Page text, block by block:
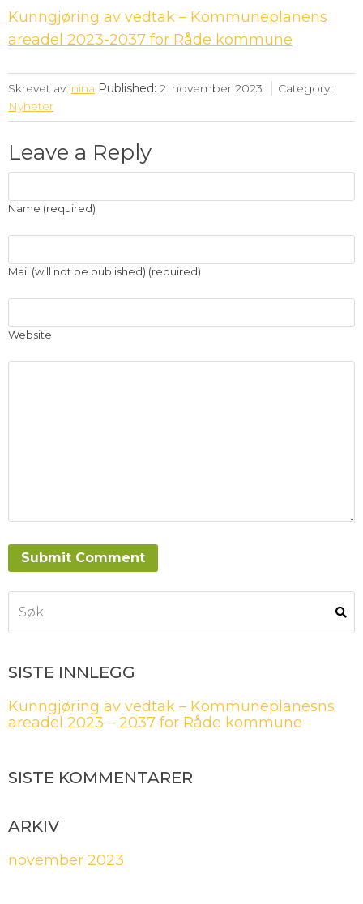
Kunngjøring av vedtak – Kommuneplanens
areadel 2023-2037 for Råde kommune
Skrevet av: nina Published: 2. november 2023
Category:
Nyheter
Leave a Reply
Name (required)
Mail (will not be published) (required)
Website
SISTE INNLEGG
Kunngjøring av vedtak – Kommuneplanesns
areadel 2023 – 2037 for Råde kommune
SISTE KOMMENTARER
ARKIV
november 2023